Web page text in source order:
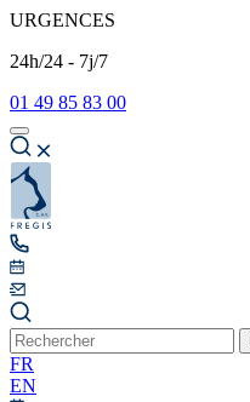
URGENCES
24h/24 - 7j/7
01 49 85 83 00
FR
EN